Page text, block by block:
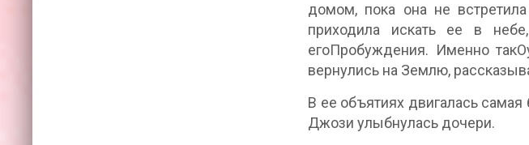
домом, пока она не
приходила искать ее в
егоПробуждения. Именно
вернулись на Землю,
В ее объятиях двигалась
Джози улыбнулась дочери.